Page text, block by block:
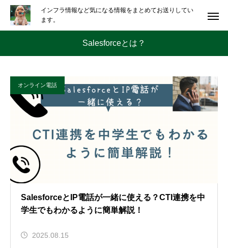
インフラ情報など気になる情報をまとめてお送りしてい
ます。
Salesforceとは？
オンライン電話
SalesforceとIP電話が一緒に使える？CTI連携を中
学生でもわかるように簡単解説！
2025.08.15